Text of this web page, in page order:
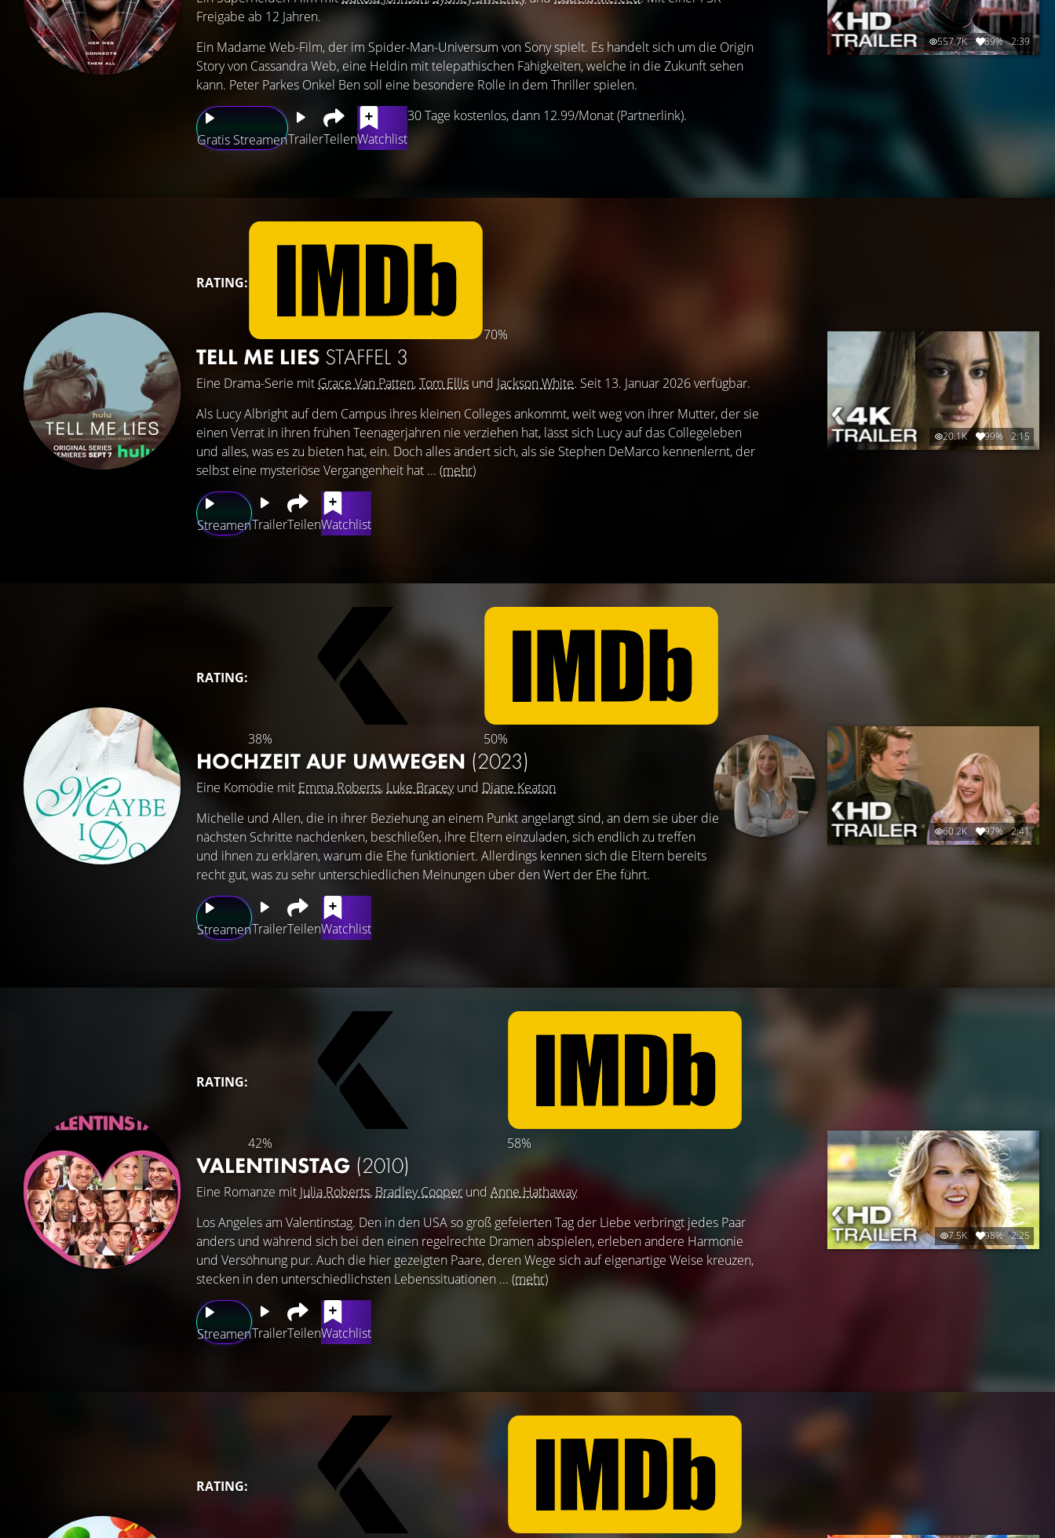
Freigabe ab 12 Jahren.
Gratis StreamenTrailerTeilenWatchlist
30 Tage kostenlos, dann 12.99/Monat (Partnerlink).
Ein Madame Web-Film, der im Spider-Man-Universum von Sony spielt. Es handelt sich um die Origin
Story von Cassandra Web, eine Heldin mit telepathischen Fähigkeiten, welche in die Zukunft sehen
kann. Peter Parkes Onkel Ben soll eine besondere Rolle in dem Thriller spielen.
557.7K 89% 2:39
RATING:
70%
TELL ME LIES STAFFEL 3
Eine Drama-Serie mit Grace Van Patten,Tom Ellis und Jackson White. Seit 13. Januar 2026 verfügbar.
StreamenTrailerTeilenWatchlist
Als Lucy Albright auf dem Campus ihres kleinen Colleges ankommt, weit weg von ihrer Mutter, der sie
einen Verrat in ihren frühen Teenagerjahren nie verziehen hat, lässt sich Lucy auf das Collegeleben
und alles, was es zu bieten hat, ein. Doch alles ändert sich, als sie Stephen DeMarco kennenlernt, der
selbst eine mysteriöse Vergangenheit hat ... (mehr)
20.1K 99% 2:15
RATING:
38% 50%
HOCHZEIT AUF UMWEGEN (2023)
Eine Komödie mit Emma Roberts, Luke Braceyund Diane Keaton
StreamenTrailerTeilenWatchlist
Michelle und Allen, die in ihrer Beziehung an einem Punkt angelangt sind, an dem sie über die
nächsten Schritte nachdenken, beschließen, ihre Eltern einzuladen, sich endlich zu treffen
und ihnen zu erklären, warum die Ehe funktioniert. Allerdings kennen sich die Eltern bereits
recht gut, was zu sehr unterschiedlichen Meinungen über den Wert der Ehe führt.
60.2K 97% 2:41
RATING:
42% 58%
VALENTINSTAG (2010)
Eine Romanze mit Julia Roberts, Bradley Cooper und Anne Hathaway
StreamenTrailerTeilenWatchlist
Los Angeles am Valentinstag. Den in den USA so groß gefeierten Tag der Liebe verbringt jedes Paar
anders und während sich bei den einen regelrechte Dramen abspielen, erleben andere Harmonie
und Versöhnung pur. Auch die hier gezeigten Paare, deren Wege sich auf eigenartige Weise kreuzen,
stecken in den unterschiedlichsten Lebenssituationen ... (mehr)
7.5K 98% 2:25
RATING: